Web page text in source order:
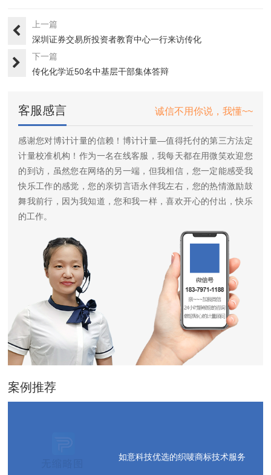
上一篇
深圳证券交易所投资者教育中心一行来访传化
下一篇
传化化学近50名中基层干部集体答辩
客服感言 诚信不用你说，我懂~~
感谢您对博计计量的信赖！博计计量—值得托付的第三方法定
计量校准机构！作为一名在线客服，我每天都在用微笑欢迎您
的到访，虽然您在网络的另一端，但我相信，您一定能感受我
快乐工作的感觉，您的亲切言语永伴我左右，您的热情激励鼓
舞我前行，因为我知道，您和我一样，喜欢开心的付出，快乐
的工作。
案例推荐
如意科技优选的织唛商标技术服务